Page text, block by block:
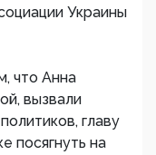
Украины
что Анна
вызвали
главу
посягнуть на